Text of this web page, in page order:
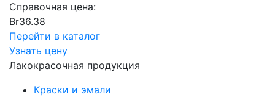
Справочная цена:
Br36.38
Перейти в каталог
Узнать цену
Лакокрасочная продукция
Краски и эмали